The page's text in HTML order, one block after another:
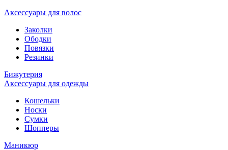
Аксессуары для волос
Заколки
Ободки
Повязки
Резинки
Бижутерия
Аксессуары для одежды
Кошельки
Носки
Сумки
Шопперы
Маникюр